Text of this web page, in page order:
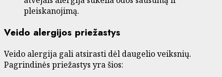
pleiskanojimą.
Veido alergijos priežastys
Veido alergija gali atsirasti dėl daugelio veiksnių.
Pagrindinės priežastys yra šios: